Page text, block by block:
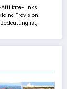
Affiliate-Links.
Provision.
ist,